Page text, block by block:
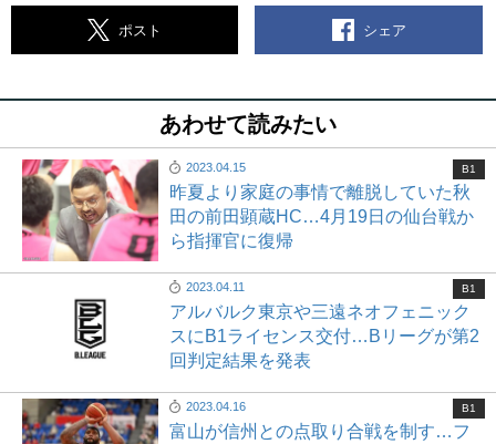
ポスト シェア
あわせて読みたい
2023.04.15
昨夏より家庭の事情で離脱していた秋
田の前田顕蔵HC…4月19日の仙台戦か
ら指揮官に復帰
B1
2023.04.11
アルバルク東京や三遠ネオフェニック
スにB1ライセンス交付…Bリーグが第2
回判定結果を発表
B1
2023.04.16
富山が信州との点取り合戦を制す…フ
B1